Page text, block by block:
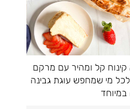
קינוח קל ומהיר עם מרקם
מי שמחפש עוגת גבינה